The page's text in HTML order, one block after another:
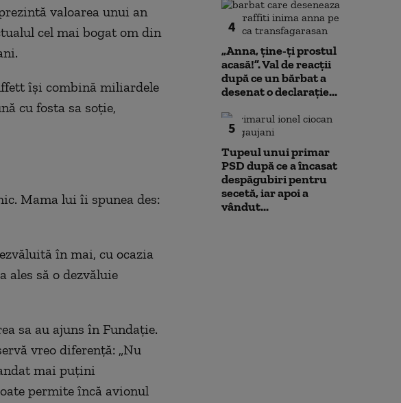
valoarea unui an
cel mai bogat om din
își combină miliardele
cu fosta sa soție,
Mama lui îi spunea des:
în mai, cu ocazia
ales să o dezvăluie
sa au ajuns în Fundație.
vreo diferență: „Nu
mai puțini
permite încă avionul
4
„Anna, ţine-ţi prostul
acasă!”. Val de reacții
după ce un bărbat a
desenat o declarație...
5
Tupeul unui primar
PSD după ce a încasat
despăgubiri pentru
secetă, iar apoi a
vândut...